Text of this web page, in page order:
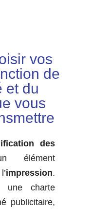
vos
de
et du
vous
des
impression.
une charte
publicitaire,